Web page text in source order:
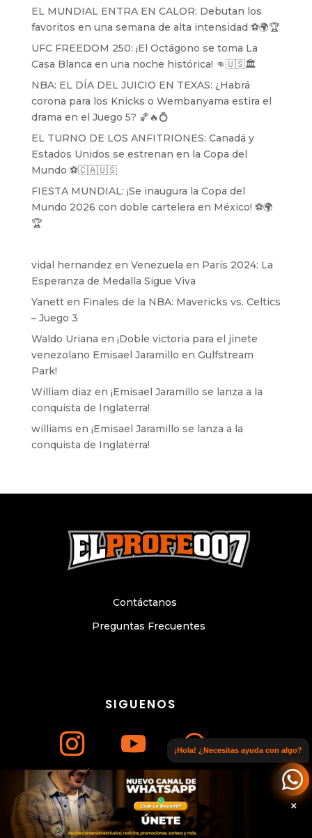
EL MUNDIAL ENTRA EN CALOR: Debutan los
favoritos en una semana de alta intensidad ⚽️🌍🏆
UFC FREEDOM 250: ¡El Octágono se toma La
Casa Blanca en una noche histórica! 👊🇺🇸🏛️
NBA: EL DÍA DEL JUICIO EN TEXAS: ¿Habrá
corona para los Knicks o Wembanyama estira el
drama en el Juego 5? 🏀🔥💍
EL TURNO DE LOS ANFITRIONES: Canadá y
Estados Unidos se estrenan en la Copa del
Mundo ⚽️🇨🇦🇺🇸
FIESTA MUNDIAL: ¡Se inaugura la Copa del
Mundo 2026 con doble cartelera en México! ⚽️🌍
🏆
vidal hernandez en Venezuela en París 2024: La
Esperanza de Medalla Sigue Viva
Yanetten Finales de la NBA: Mavericks vs. Celtics
– Juego 3
Waldo Uriana en ¡Doble victoria para el jinete
venezolano Emisael Jaramillo en Gulfstream
Park!
William diaz en ¡Emisael Jaramillo se lanza a la
conquista de Inglaterra!
williams en ¡Emisael Jaramillo se lanza a la
conquista de Inglaterra!
SIGUENOS
Únete a nuestro canal de WhatsApp
Preguntas Frecuentes
Contáctanos
© Copyright 2024. Todos los derechos
reservados. Sitio web elaborado por
WWW.CESARLITTLE.COM
¡Hola! ¿Necesitas ayuda con algo?
×